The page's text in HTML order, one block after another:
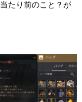
たり前のこと？が